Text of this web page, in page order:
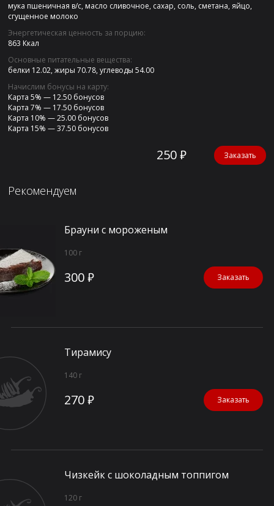
250 ₽ Заказать
мука пшеничная в/с, масло сливочное, сахар, соль, сметана, яйцо,
сгущенное молоко
Энергетическая ценность за порцию:
863 Ккал
Основные питательные вещества:
белки 12.02, жиры 70.78, углеводы 54.00
Начислим бонусы на карту:
Карта 5% — 12.50 бонусов
Карта 7% — 17.50 бонусов
Карта 10% —25.00 бонусов
Карта 15% —37.50 бонусов
Рекомендуем
Брауни с мороженым
100 г
300 ₽ Заказать
Тирамису
140 г
270 ₽ Заказать
Чизкейк с шоколадным топпигом
120 г